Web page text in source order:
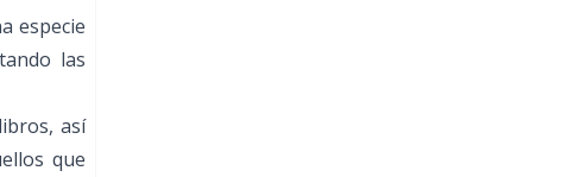
especie
las
así
que